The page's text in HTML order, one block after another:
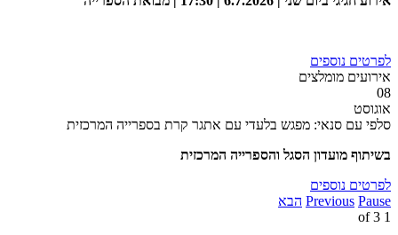
לפרטים נוספים
אירועים מומלצים
08
אוגוסט
סלפי עם סנאי: מפגש בלעדי עם אתגר קרת בספרייה המרכזית
בשיתוף מועדון הסגל והספרייה המרכזית
לפרטים נוספים
Previous Pause
הבא
1
3